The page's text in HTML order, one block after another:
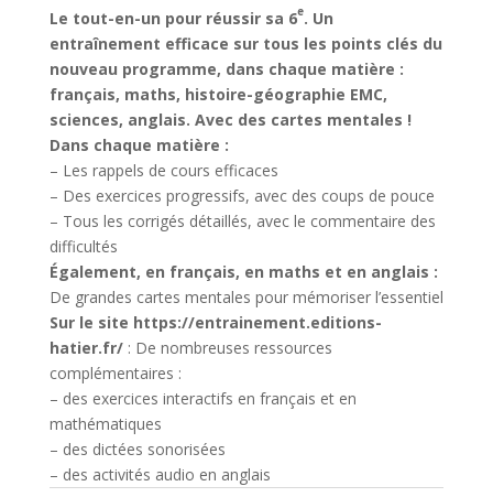
Le tout-en-un pour réussir sa 6e. Un
entraînement efficace sur tous les points clés du
nouveau programme, dans chaque matière :
français, maths, histoire-géographie EMC,
sciences, anglais. Avec des cartes mentales !
Dans chaque matière :
– Les rappels de cours efficaces
– Des exercices progressifs, avec des coups de pouce
– Tous les corrigés détaillés, avec le commentaire des
difficultés
Également, en français, en maths et en anglais :
De grandes cartes mentales pour mémoriser l’essentiel
Sur le site https://entrainement.editions-
hatier.fr/ : De nombreuses ressources
complémentaires :
– des exercices interactifs en français et en
mathématiques
– des dictées sonorisées
– des activités audio en anglais